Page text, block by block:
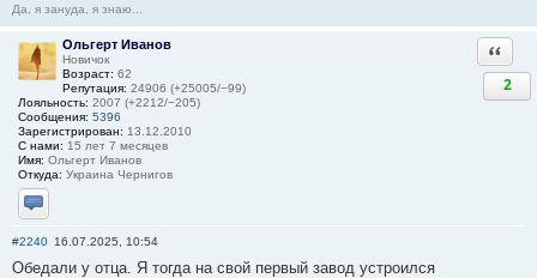
Да, я зануда, я знаю...
Ольгерт Иванов
Новичок
Возраст: 62
Репутация: 24906 (+25005/−99)
Лояльность: 2007 (+2212/−205)
Сообщения: 5396
Зарегистрирован: 13.12.2010
С нами: 15 лет 7 месяцев
Имя: Ольгерт Иванов
Откуда: Украина Чернигов
Отправить личное сообщение
2
#2240 16.07.2025, 10:54
Обедали у отца. Я тогда на свой первый завод устроился